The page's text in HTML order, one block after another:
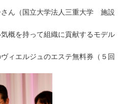
ん（国立大学法人三重大学 施設
概を持って組織に貢献するモデル
ィエルジュのエステ無料券（５回